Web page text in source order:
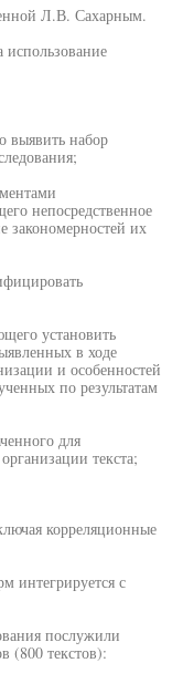
Л.В. Сахарным.
использование
выявить набор
непосредственное
закономерностей их
установить
в ходе
и особенностей
по результатам
для
текста;
корреляционные
интегрируется с
послужили
(800 текстов):